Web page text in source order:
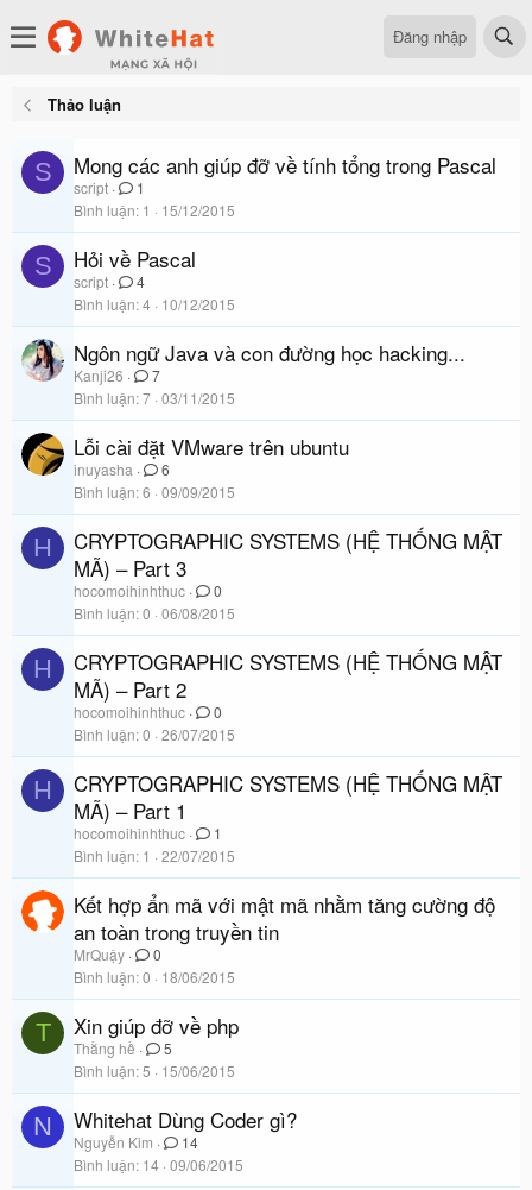
Đăng nhập
Thảo luận
S Mong các anh giúp đỡ về tính tổng trong Pascal
script
1
Bình luận 1 15/12/2015
S Hỏi về Pascal
script
4
Bình luận 4 10/12/2015
Ngôn ngữ Java và con đường học hacking...
Kanji26
7
Bình luận 7 03/11/2015
Lỗi cài đặt VMware trên ubuntu
inuyasha
6
Bình luận 6 09/09/2015
H
CRYPTOGRAPHIC SYSTEMS (HỆ THỐNG MẬT
MÃ) – Part 3
hocomoihinhthuc
0
Bình luận 0 06/08/2015
H
CRYPTOGRAPHIC SYSTEMS (HỆ THỐNG MẬT
MÃ) – Part 2
hocomoihinhthuc
0
Bình luận 0 26/07/2015
H
CRYPTOGRAPHIC SYSTEMS (HỆ THỐNG MẬT
MÃ) – Part 1
hocomoihinhthuc
1
Bình luận 1 22/07/2015
Kết hợp ẩn mã với mật mã nhằm tăng cường độ
an toàn trong truyền tin
MrQuậy
0
Bình luận 0 18/06/2015
T Xin giúp đỡ về php
Thằng hề
5
Bình luận 5 15/06/2015
N Whitehat Dùng Coder gì?
Nguyễn Kim
14
Bình luận 14 09/06/2015